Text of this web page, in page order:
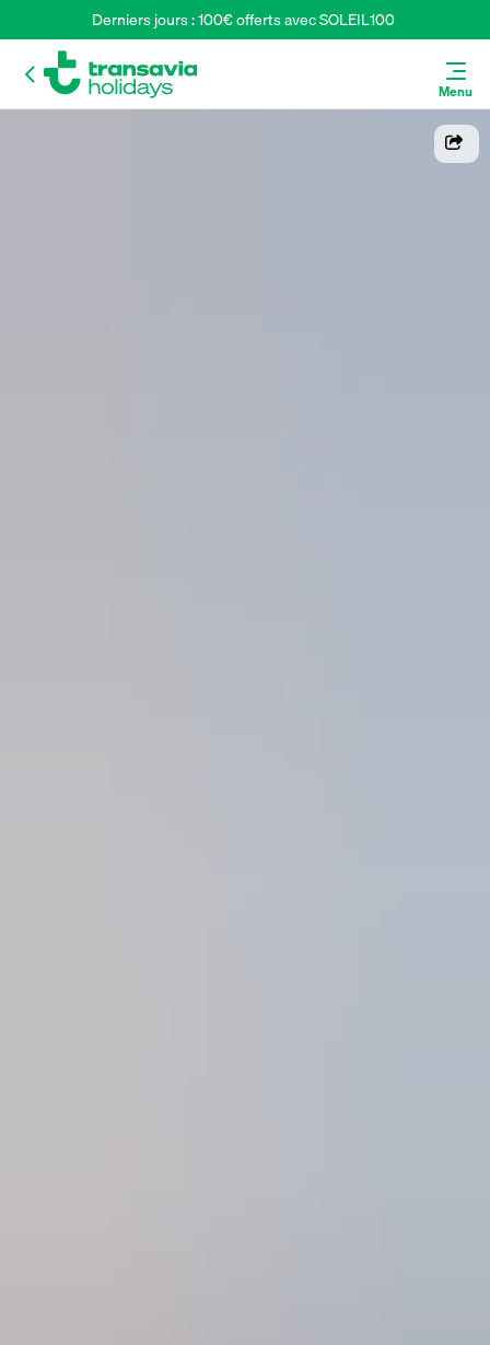
Derniers jours : 100€ offerts avec SOLEIL100
Menu